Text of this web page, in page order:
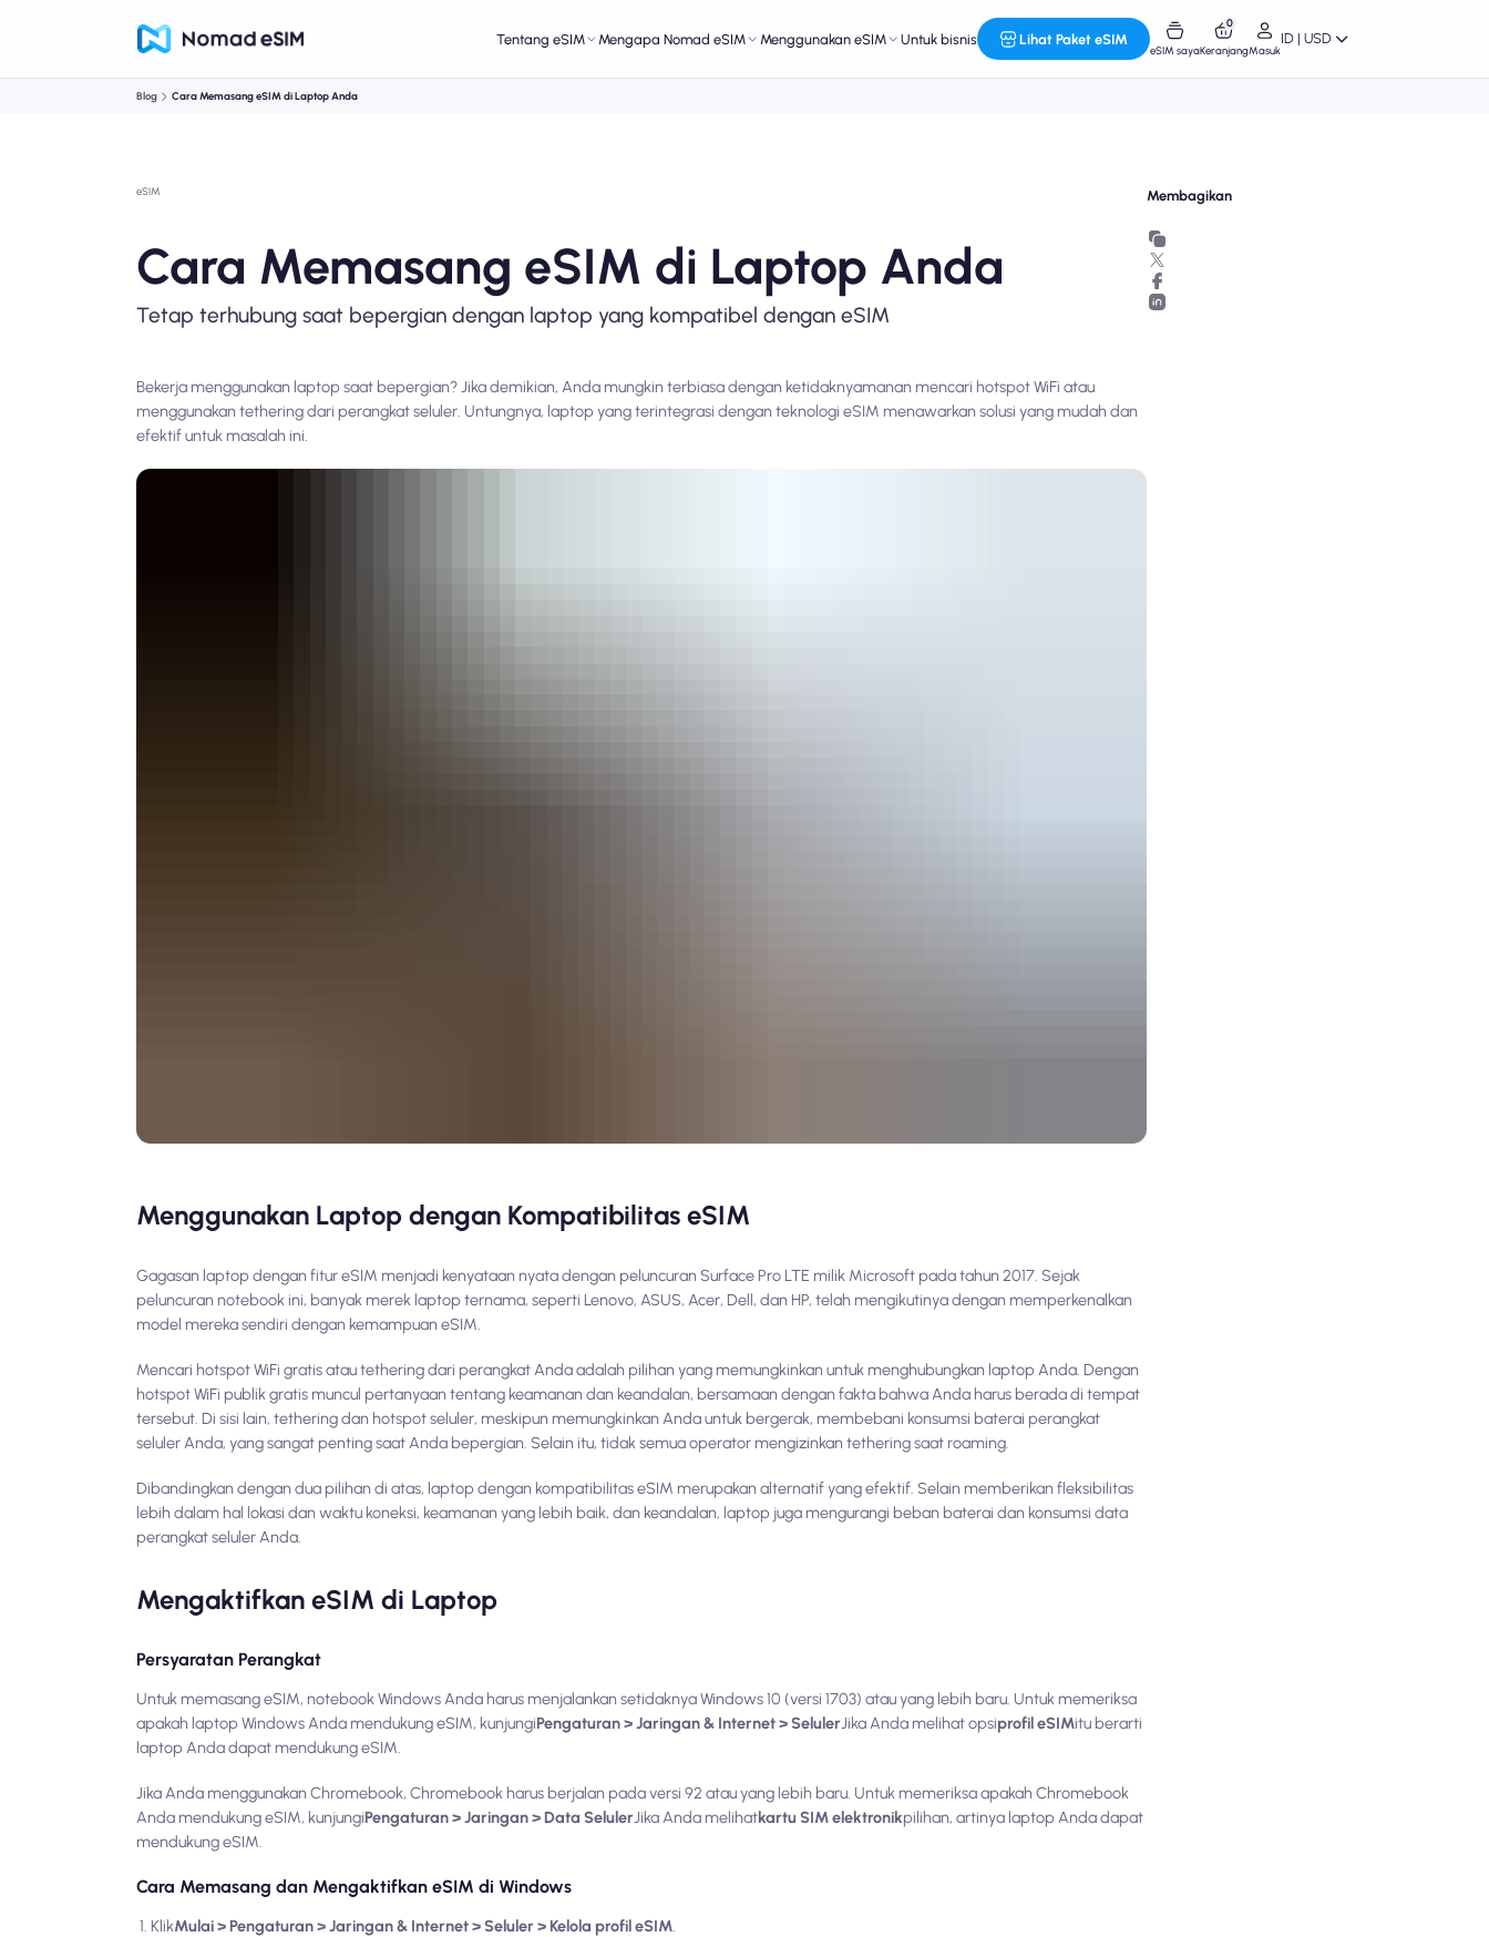
Tentang eSIM Mengapa Nomad eSIM Menggunakan eSIM Untuk bisnis Lihat Paket eSIM
eSIM saya
0
KeranjangMasuk
ID | USD
Blog Cara Memasang eSIM di Laptop Anda
eSIM
Cara Memasang eSIM di Laptop Anda
Tetap terhubung saat bepergian dengan laptop yang kompatibel dengan eSIM
Bekerja menggunakan laptop saat bepergian? Jika demikian, Anda mungkin terbiasa dengan ketidaknyamanan mencari hotspot WiFi atau
menggunakan tethering dari perangkat seluler. Untungnya, laptop yang terintegrasi dengan teknologi eSIM menawarkan solusi yang mudah dan
efektif untuk masalah ini.
Menggunakan Laptop dengan Kompatibilitas eSIM
Gagasan laptop dengan fitur eSIM menjadi kenyataan nyata dengan peluncuran Surface Pro LTE milik Microsoft pada tahun 2017. Sejak
peluncuran notebook ini, banyak merek laptop ternama, seperti Lenovo, ASUS, Acer, Dell, dan HP, telah mengikutinya dengan memperkenalkan
model mereka sendiri dengan kemampuan eSIM.
Mencari hotspot WiFi gratis atau tethering dari perangkat Anda adalah pilihan yang memungkinkan untuk menghubungkan laptop Anda. Dengan
hotspot WiFi publik gratis muncul pertanyaan tentang keamanan dan keandalan, bersamaan dengan fakta bahwa Anda harus berada di tempat
tersebut. Di sisi lain, tethering dan hotspot seluler, meskipun memungkinkan Anda untuk bergerak, membebani konsumsi baterai perangkat
seluler Anda, yang sangat penting saat Anda bepergian. Selain itu, tidak semua operator mengizinkan tethering saat roaming.
Dibandingkan dengan dua pilihan di atas, laptop dengan kompatibilitas eSIM merupakan alternatif yang efektif. Selain memberikan fleksibilitas
lebih dalam hal lokasi dan waktu koneksi, keamanan yang lebih baik, dan keandalan, laptop juga mengurangi beban baterai dan konsumsi data
perangkat seluler Anda.
Mengaktifkan eSIM di Laptop
Persyaratan Perangkat
Untuk memasang eSIM, notebook Windows Anda harus menjalankan setidaknya Windows 10 (versi 1703) atau yang lebih baru. Untuk memeriksa
apakah laptop Windows Anda mendukung eSIM, kunjungiPengaturan > Jaringan & Internet > Seluler Jika Anda melihat opsiprofil eSIMitu berarti
laptop Anda dapat mendukung eSIM.
Jika Anda menggunakan Chromebook, Chromebook harus berjalan pada versi 92 atau yang lebih baru. Untuk memeriksa apakah Chromebook
Anda mendukung eSIM, kunjungiPengaturan > Jaringan > Data SelulerJika Anda melihatkartu SIM elektronikpilihan, artinya laptop Anda dapat
mendukung eSIM.
Cara Memasang dan Mengaktifkan eSIM di Windows
KlikMulai > Pengaturan > Jaringan & Internet > Seluler > Kelola profil eSIM.
Membagikan